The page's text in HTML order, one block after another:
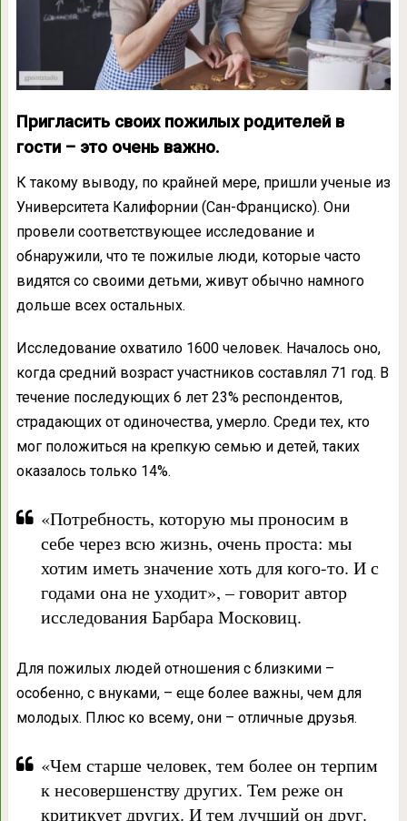
Пригласить своих пожилых родителей в
гости – это очень важно.
К такому выводу, по крайней мере, пришли ученые из
Университета Калифорнии (Сан-Франциско). Они
провели соответствующее исследование и
обнаружили, что те пожилые люди, которые часто
видятся со своими детьми, живут обычно намного
дольше всех остальных.
Исследование охватило 1600 человек. Началось оно,
когда средний возраст участников составлял 71 год. В
течение последующих 6 лет 23% респондентов,
страдающих от одиночества, умерло. Среди тех, кто
мог положиться на крепкую семью и детей, таких
оказалось только 14%.
«Потребность, которую мы проносим в
себе через всю жизнь, очень проста: мы
хотим иметь значение хоть для кого-то. И с
годами она не уходит», – говорит автор
исследования Барбара Московиц.
Для пожилых людей отношения с близкими –
особенно, с внуками, – еще более важны, чем для
молодых. Плюс ко всему, они – отличные друзья.
«Чем старше человек, тем более он терпим
к несовершенству других. Тем реже он
критикует других. И тем лучший он друг.